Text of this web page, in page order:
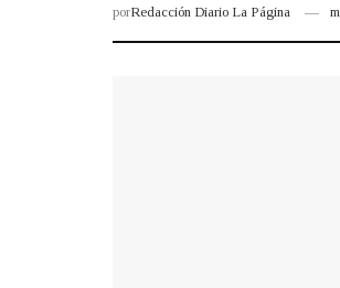
porRedacción Diario La Página